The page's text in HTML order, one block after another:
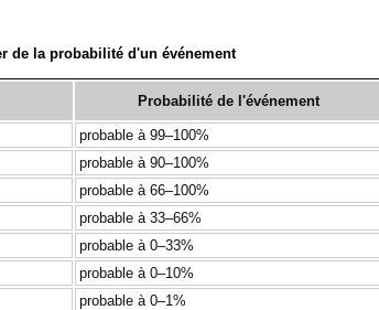
de la probabilité d'un événement
Probabilité de l'événement
probable à 99–100%
probable à 90–100%
probable à 66–100%
probable à 33–66%
probable à 0–33%
probable à 0–10%
probable à 0–1%